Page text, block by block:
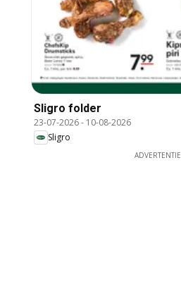
Sligro folder
23-07-2026- 10-08-2026
Sligro
ADVERTENTIE